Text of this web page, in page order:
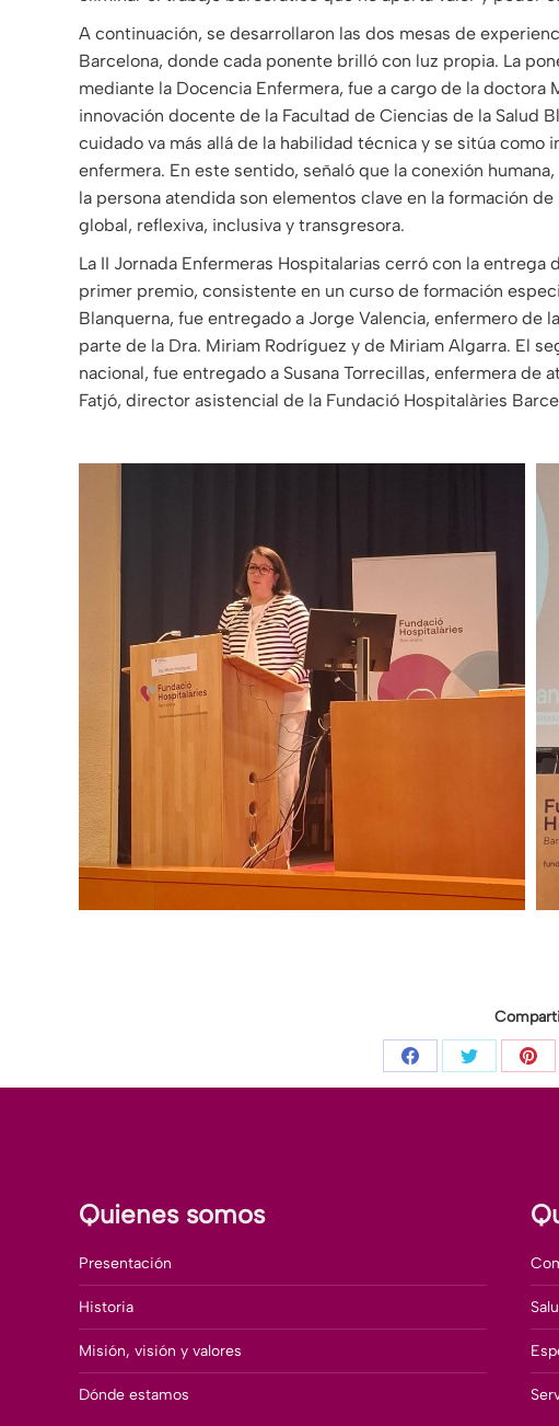
A continuación, se desarrollaron las dos mesas de
Barcelona, ​​donde cada ponente brilló con luz propia. La
mediante la Docencia Enfermera, fue a cargo de la doctora
innovación docente de la Facultad de Ciencias de la Salud
cuidado va más allá de la habilidad técnica y se sitúa
enfermera. En este sentido, señaló que la conexión
la persona atendida son elementos clave en la formación
global, reflexiva, inclusiva y transgresora.
La II Jornada Enfermeras Hospitalarias cerró con la
primer premio, consistente en un curso de formación
Blanquerna, fue entregado a Jorge Valencia, enfermero de
parte de la Dra. Miriam Rodríguez y de Miriam Algarra. El
nacional, fue entregado a Susana Torrecillas, enfermera
Fatjó, director asistencial de la Fundació Hospitalàries
CompartirCompartir
Quienes somos
Presentación
Historia
Misión, visión y valores
Dónde estamos